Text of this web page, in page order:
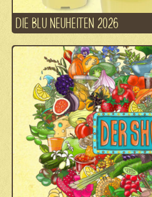
DIE BLU NEUHEITEN 2026